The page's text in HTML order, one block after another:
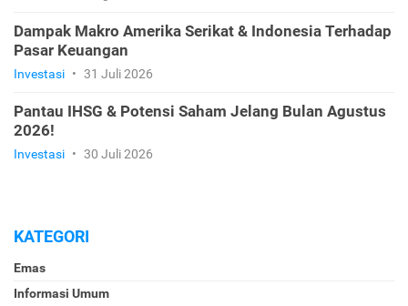
Dampak Makro Amerika Serikat & Indonesia Terhadap
Pasar Keuangan
Investasi • 31 Juli 2026
Pantau IHSG & Potensi Saham Jelang Bulan Agustus
2026!
Investasi • 30 Juli 2026
KATEGORI
Emas
Informasi Umum